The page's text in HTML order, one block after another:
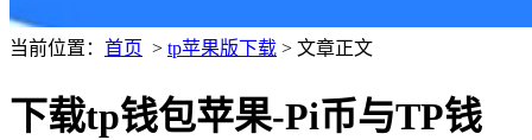
当前位置： 首页 > tp苹果版下载 > 文章正文
下载tp钱包苹果-Pi币与TP钱